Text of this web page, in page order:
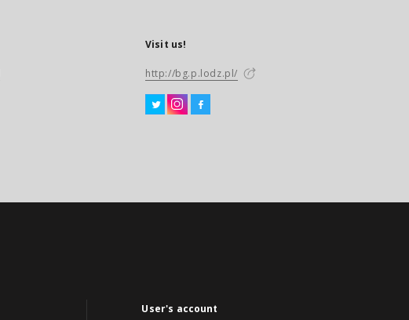
Visit us!
http://bg.p.lodz.pl/
User's account